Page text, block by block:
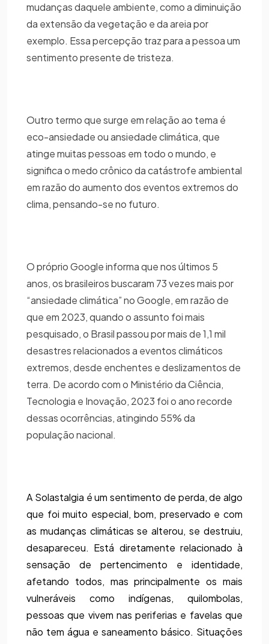
mudanças daquele ambiente, como a diminuição
da extensão da vegetação e da areia por
exemplo. Essa percepção traz para a pessoa um
sentimento presente de tristeza.
Outro termo que surge em relação ao tema é
eco-ansiedade ou ansiedade climática, que
atinge muitas pessoas em todo o mundo, e
significa o medo crônico da catástrofe ambiental
em razão do aumento dos eventos extremos do
clima, pensando-se no futuro.
O próprio Google informa que nos últimos 5
anos, os brasileiros buscaram 73 vezes mais por
“ansiedade climática” no Google, em razão de
que em 2023, quando o assunto foi mais
pesquisado, o Brasil passou por mais de 1,1 mil
desastres relacionados a eventos climáticos
extremos, desde enchentes e deslizamentos de
terra. De acordo com o Ministério da Ciência,
Tecnologia e Inovação, 2023 foi o ano recorde
dessas ocorrências, atingindo 55% da
população nacional.
A Solastalgia é um sentimento de perda, de algo
que foi muito especial, bom, preservado e com
as mudanças climáticas se alterou, se destruiu,
desapareceu. Está diretamente relacionado à
sensação de pertencimento e identidade,
afetando todos, mas principalmente os mais
vulneráveis como indígenas, quilombolas,
pessoas que vivem nas periferias e favelas que
não tem água e saneamento básico. Situações